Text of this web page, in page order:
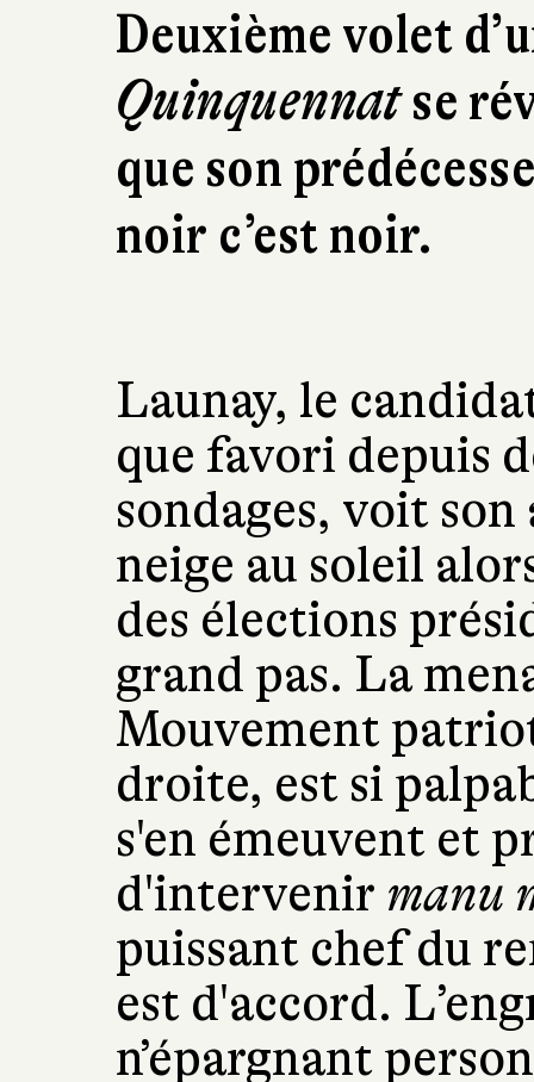
Deuxième volet
Quinquennatse
que son
noir c’est noir.
Launay, le
que favori depuis
sondages, voit
neige au soleil
des élections
grand pas. La
Mouvement
droite, est si
s'en émeuvent et
d'intervenir manu
puissant chef du
est d'accord.
n’épargnant